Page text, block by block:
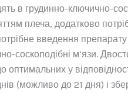
в грудинно-ключично-
плеча, додатково
введення
соскоподібні м’язи.
у
(можливо до 21 дня) і